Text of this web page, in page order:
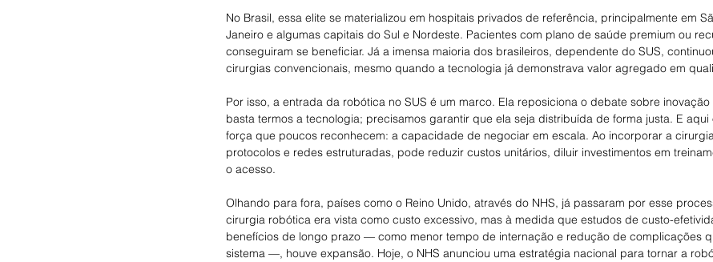
No Brasil, essa elite se materializou em hospitais privados de referência, principalmente em
Janeiro e algumas capitais do Sul e Nordeste. Pacientes com plano de saúde premium ou
conseguiram se beneficiar. Já a imensa maioria dos brasileiros, dependente do SUS,
cirurgias convencionais, mesmo quando a tecnologia já demonstrava valor agregado em
Por isso, a entrada da robótica no SUS é um marco. Ela reposiciona o debate sobre
basta termos a tecnologia; precisamos garantir que ela seja distribuída de forma justa. E aqui
força que poucos reconhecem: a capacidade de negociar em escala. Ao incorporar a
protocolos e redes estruturadas, pode reduzir custos unitários, diluir investimentos em
o acesso.
Olhando para fora, países como o Reino Unido, através do NHS, já passaram por esse
cirurgia robótica era vista como custo excessivo, mas à medida que estudos de custo-
benefícios de longo prazo — como menor tempo de internação e redução de complicações
sistema —, houve expansão. Hoje, o NHS anunciou uma estratégia nacional para tornar a